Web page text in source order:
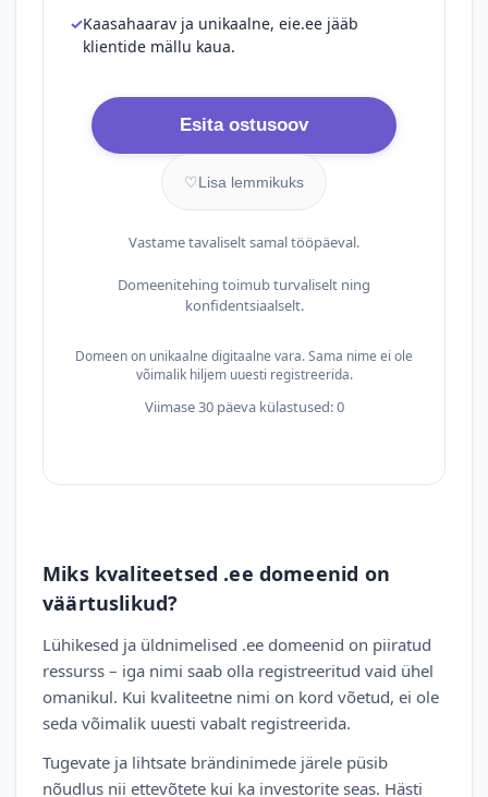
Kaasahaarav ja unikaalne, eie.ee jääb
klientide mällu kaua.
Esita ostusoov
♡Lisa lemmikuks
Vastame tavaliselt samal tööpäeval.
Domeenitehing toimub turvaliselt ning
konfidentsiaalselt.
Domeen on unikaalne digitaalne vara. Sama nime ei ole
võimalik hiljem uuesti registreerida.
Viimase 30 päeva külastused: 0
Miks kvaliteetsed .ee domeenid on
väärtuslikud?
Lühikesed ja üldnimelised .ee domeenid on piiratud
ressurss – iga nimi saab olla registreeritud vaid ühel
omanikul. Kui kvaliteetne nimi on kord võetud, ei ole
seda võimalik uuesti vabalt registreerida.
Tugevate ja lihtsate brändinimede järele püsib
nõudlus nii ettevõtete kui ka investorite seas. Hästi